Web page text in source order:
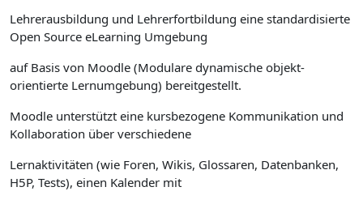
Lehrerausbildung und Lehrerfortbildung eine standardisierte
Open Source eLearning Umgebung
auf Basis von Moodle (Modulare dynamische objekt-
orientierte Lernumgebung) bereitgestellt.
Moodle unterstützt eine kursbezogene Kommunikation und
Kollaboration über verschiedene
Lernaktivitäten (wie Foren, Wikis, Glossaren, Datenbanken,
H5P, Tests), einen Kalender mit